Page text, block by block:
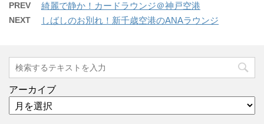
PREV 綺麗で静か！カードラウンジ＠神戸空港
NEXT しばしのお別れ！新千歳空港のANAラウンジ
アーカイブ